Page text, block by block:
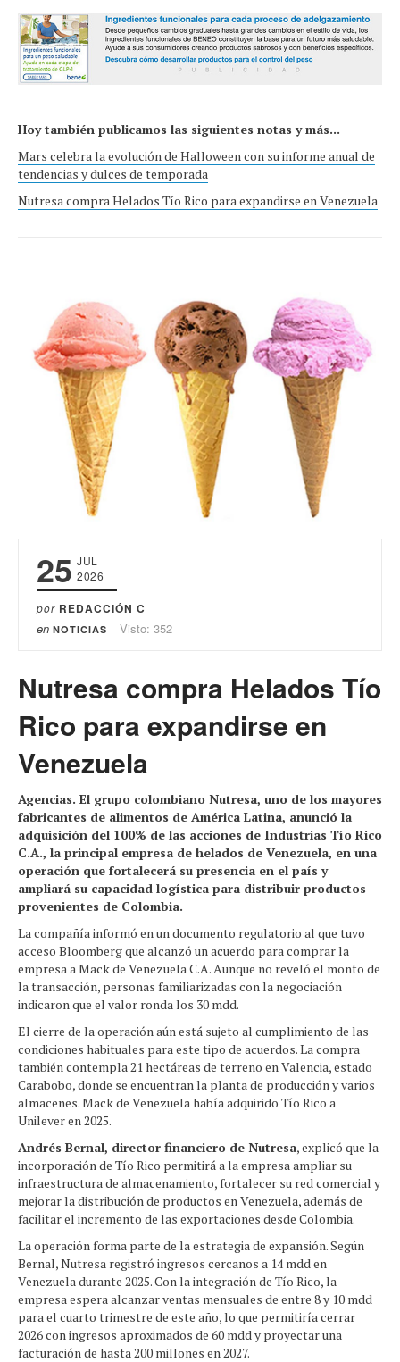
Hoy también publicamos las siguientes notas y más...
Mars celebra la evolución de Halloween con su informe anual de
tendencias y dulces de temporada
Nutresa compra Helados Tío Rico para expandirse en Venezuela
25 JUL
2026
por REDACCIÓN C
en NOTICIAS Visto: 352
Nutresa compra Helados Tío
Rico para expandirse en
Venezuela
Agencias. El grupo colombiano Nutresa, uno de los mayores
fabricantes de alimentos de América Latina, anunció la
adquisición del 100% de las acciones de Industrias Tío Rico
C.A., la principal empresa de helados de Venezuela, en una
operación que fortalecerá su presencia en el país y
ampliará su capacidad logística para distribuir productos
provenientes de Colombia.
La compañía informó en un documento regulatorio al que tuvo
acceso Bloomberg que alcanzó un acuerdo para comprar la
empresa a Mack de Venezuela C.A. Aunque no reveló el monto de
la transacción, personas familiarizadas con la negociación
indicaron que el valor ronda los 30 mdd.
El cierre de la operación aún está sujeto al cumplimiento de las
condiciones habituales para este tipo de acuerdos. La compra
también contempla 21 hectáreas de terreno en Valencia, estado
Carabobo, donde se encuentran la planta de producción y varios
almacenes. Mack de Venezuela había adquirido Tío Rico a
Unilever en 2025.
Andrés Bernal, director financiero de Nutresa, explicó que la
incorporación de Tío Rico permitirá a la empresa ampliar su
infraestructura de almacenamiento, fortalecer su red comercial y
mejorar la distribución de productos en Venezuela, además de
facilitar el incremento de las exportaciones desde Colombia.
La operación forma parte de la estrategia de expansión. Según
Bernal, Nutresa registró ingresos cercanos a 14 mdd en
Venezuela durante 2025. Con la integración de Tío Rico, la
empresa espera alcanzar ventas mensuales de entre 8 y 10 mdd
para el cuarto trimestre de este año, lo que permitiría cerrar
2026 con ingresos aproximados de 60 mdd y proyectar una
facturación de hasta 200 millones en 2027.